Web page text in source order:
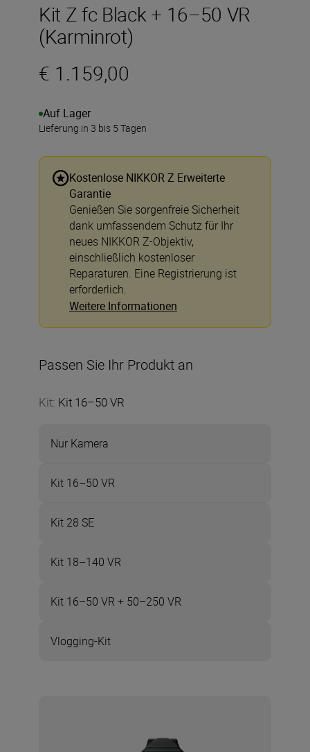
Kit Z fc Black + 16–50 VR
(Karminrot)
€ 1.159,00
Auf Lager
Lieferung in 3 bis 5 Tagen
Kostenlose NIKKOR Z Erweiterte
Garantie
Genießen Sie sorgenfreie Sicherheit
dank umfassendem Schutz für Ihr
neues NIKKOR Z-Objektiv,
einschließlich kostenloser
Reparaturen. Eine Registrierung ist
erforderlich.
Weitere Informationen
Passen Sie Ihr Produkt an
Kit: Kit 16–50 VR
Nur Kamera
Kit 16–50 VR
Kit 28 SE
Kit 18–140 VR
Kit 16–50 VR + 50–250 VR
Vlogging-Kit